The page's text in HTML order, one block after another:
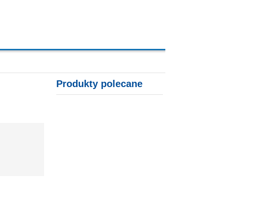
Produkty polecane